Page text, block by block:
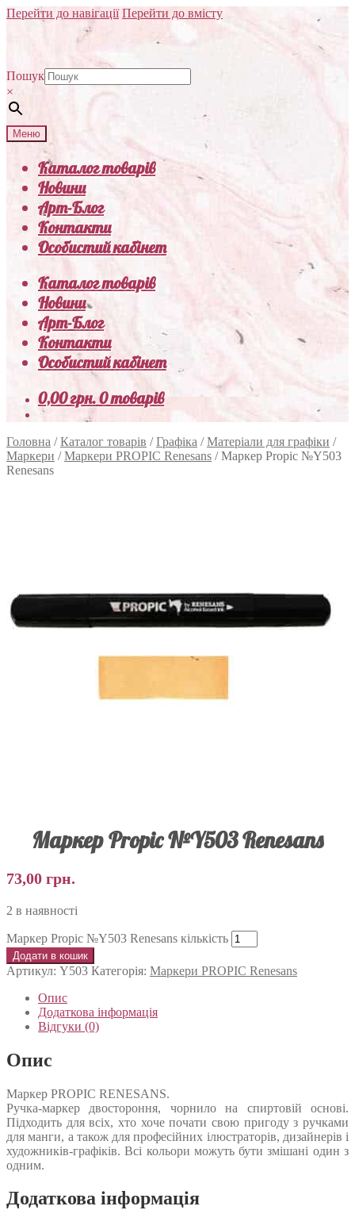
Перейти до навігації Перейти до вмісту
Пошук
×
Меню
Каталог товарів
Новини
Арт-Блог
Контакти
Особистий кабінет
Каталог товарів
Новини
Арт-Блог
Контакти
Особистий кабінет
0,00грн.0 товарів
Головна /Каталог товарів /Графіка /Матеріали для графіки /
Маркери /Маркери PROPIC Renesans /Маркер Propic №Y503
Renesans
Маркер Propic №Y503 Renesans
73,00 грн.
2 в наявності
Маркер Propic №Y503 Renesans кількість
Додати в кошик
Артикул: Y503 Категорія: Маркери PROPIC Renesans
Опис
Додаткова інформація
Відгуки (0)
Опис
Маркер PROPIC RENESANS.
Ручка-маркер двостороння, чорнило на спиртовій основі.
Підходить для всіх, хто хоче почати свою пригоду з ручками
для манги, а також для професійних ілюстраторів, дизайнерів і
художників-графіків. Всі кольори можуть бути змішані один з
одним.
Додаткова інформація